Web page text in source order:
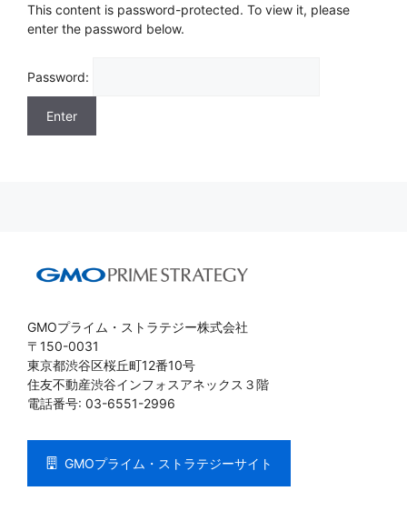
This content is password-protected. To view it, please
enter the password below.
Password:
GMOプライム・ストラテジー株式会社
〒150-0031
東京都渋谷区桜丘町12番10号
住友不動産渋谷インフォスアネックス３階
電話番号: 03-6551-2996
GMOプライム・ストラテジーサイト